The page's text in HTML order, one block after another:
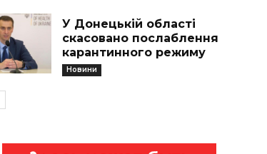
У Донецькій області
скасовано послаблення
карантинного режиму
Новини